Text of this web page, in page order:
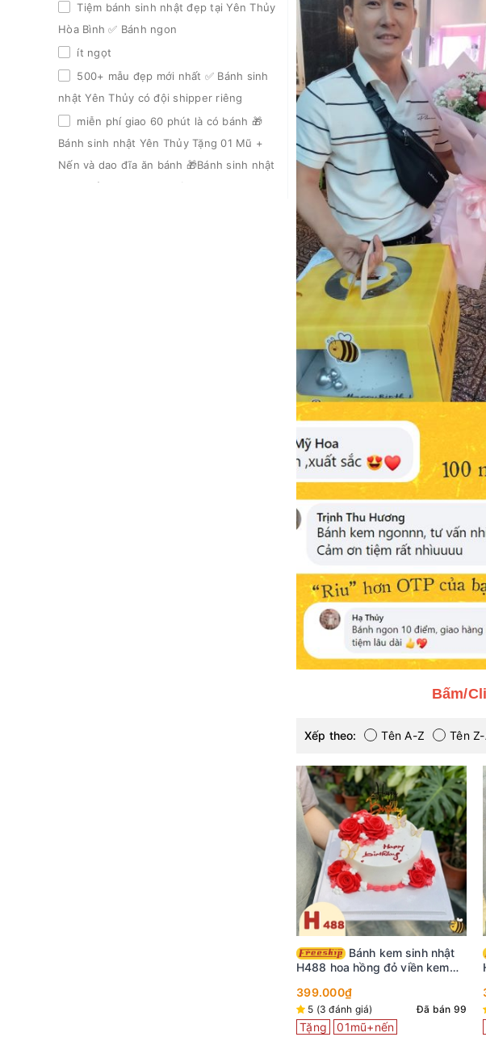
Tiệm bánh sinh nhật đẹp tại Yên Thủy
Hòa Bình ✅ Bánh ngon
ít ngọt
500+ mẫu đẹp mới nhất ✅ Bánh sinh
nhật Yên Thủy có đội shipper riêng
miễn phí giao 60 phút là có bánh 🎁
Bánh sinh nhật Yên Thủy Tặng 01 Mũ +
Nến và dao đĩa ăn bánh 🎁Bánh sinh nhật
Yên Thủy Ưu đãi trọn đời
Bấm/
Xếp theo: Tên A-Z Tên
Bánh kem sinh nhật
H488 hoa hồng đỏ viền kem
399.000₫
5 (3 đánh giá) Đã bán 99
Tặng 01mũ+nến